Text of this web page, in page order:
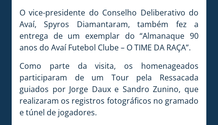
O vice-presidente do Conselho Deliberativo do
Avaí, Spyros Diamantaram, também fez a
entrega de um exemplar do “Almanaque 90
anos do Avaí Futebol Clube – O TIME DA RAÇA”.
Como parte da visita, os homenageados
participaram de um Tour pela Ressacada
guiados por Jorge Daux e Sandro Zunino, que
realizaram os registros fotográficos no gramado
e túnel de jogadores.